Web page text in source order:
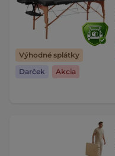
Výhodné splátky
Darček
Akcia